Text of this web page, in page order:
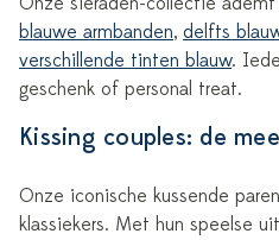
blauwe armbanden, delfts
verschillende tinten blauw.
geschenk of personal treat.
Kissing couples: de
Onze iconische kussende
klassiekers. Met hun speelse